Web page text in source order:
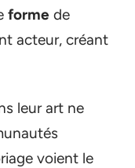
forme de
acteur, créant
leur art ne
voient le